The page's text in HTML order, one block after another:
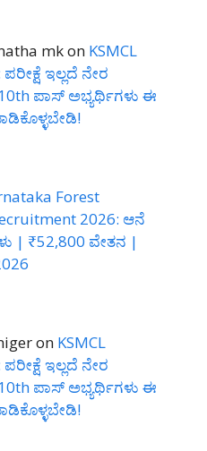
mkon KSMCL
ಇಲ್ಲದೆ ನೇರ
ಪಾಸ್ ಅಭ್ಯರ್ಥಿಗಳು ಈ
Forest
2026: ಆನೆ
| ₹52,800 ವೇತನ |
on KSMCL
ಇಲ್ಲದೆ ನೇರ
ಪಾಸ್ ಅಭ್ಯರ್ಥಿಗಳು ಈ